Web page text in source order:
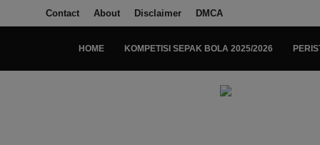
Contact About Disclaimer DMCA
HOME KOMPETISI SEPAK BOLA 2025/2026